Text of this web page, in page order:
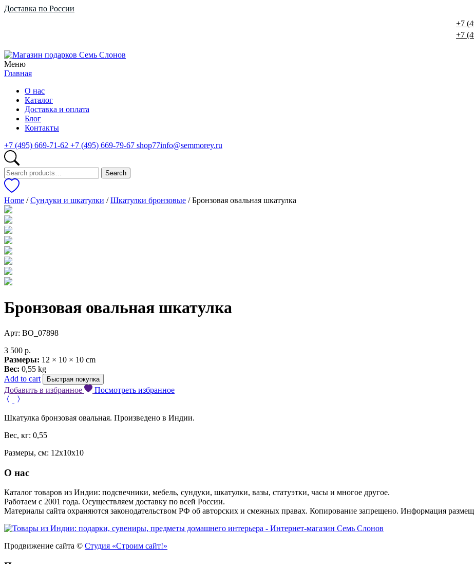
Доставка по России
+7
+7
Меню
Главная
О нас
Каталог
Доставка и оплата
Блог
Контакты
+7 (495) 669-71-62 +7 (495) 669-79-67 shop77info@semmorey.ru
Search
for:
Search
Home /Сундуки и шкатулки /Шкатулки бронзовые / Бронзовая овальная шкатулка
Бронзовая овальная шкатулка
Арт: BO_07898
3 500 р.
Размеры: 12 × 10 × 10 cm
Вес: 0,55 kg
Add to cart
Быстрая покупка
Добавить в избранное Посмотреть избранное
Шкатулка бронзовая овальная. Произведено в Индии.
Вес, кг: 0,55
Размеры, см: 12х10х10
О нас
Каталог товаров из Индии: подсвечники, мебель, сундуки, шкатулки, вазы, статуэтки, часы и многое другое.
Работаем с 2001 года. Осуществляем доставку по всей России.
Материалы сайта охраняются законодательством РФ об авторских и смежных правах. Копирование запрещено. Информация
Продвижение сайта © Студия «Строим сайт!»